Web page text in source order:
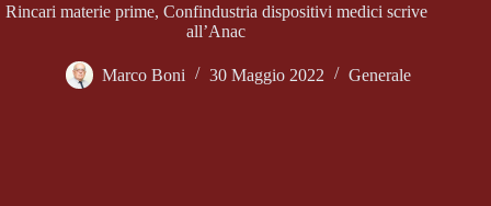
Rincari materie prime, Confindustria dispositivi medici scrive
all’Anac
Marco Boni 30 Maggio 2022 Generale